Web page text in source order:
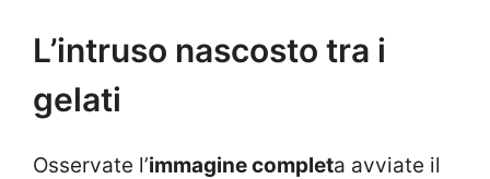
L’intruso nascosto tra i
gelati
Osservate l’immagine completa avviate il